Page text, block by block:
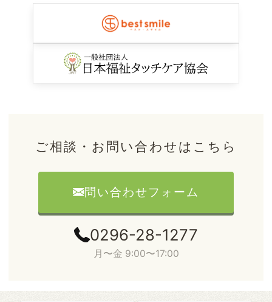
ご相談・お問い合わせはこちら
問い合わせフォーム
0296-28-1277
月〜金 9:00〜17:00